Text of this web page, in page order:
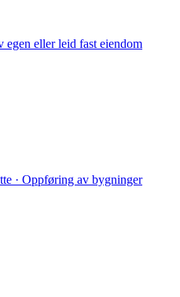
egen eller leid fast eiendom
· Oppføring av bygninger